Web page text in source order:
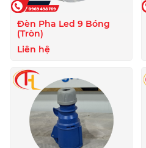
Đèn Pha Led 9 Bóng
(Tròn)
Liên hệ